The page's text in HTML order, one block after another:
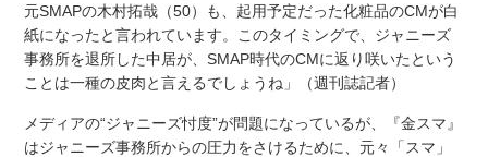
元SMAPの木村拓哉（50）も、起用予定だった化粧品のCMが白
紙になったと言われています。このタイミングで、ジャニーズ
事務所を退所した中居が、SMAP時代のCMに返り咲いたという
ことは一種の皮肉と言えるでしょうね」（週刊誌記者）
メディアの“ジャニーズ忖度”が問題になっているが、『金スマ』
はジャニーズ事務所からの圧力をさけるために、元々「スマ」